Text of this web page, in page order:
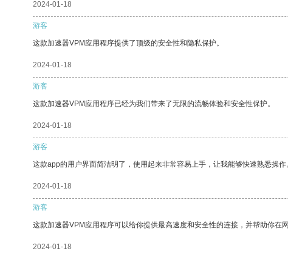
2024-01-18
游客
这款加速器VPM应用程序提供了顶级的安全性和隐私保护。
2024-01-18
游客
这款加速器VPM应用程序已经为我们带来了无限的流畅体验和安全性保护。
2024-01-18
游客
这款app的用户界面简洁明了，使用起来非常容易上手，让我能够快速熟悉操作
2024-01-18
游客
这款加速器VPM应用程序可以给你提供最高速度和安全性的连接，并帮助你在
2024-01-18